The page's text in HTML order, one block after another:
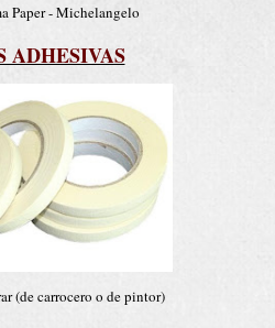
Paper - Michelangelo
ADHESIVAS
(de carrocero o de pintor)